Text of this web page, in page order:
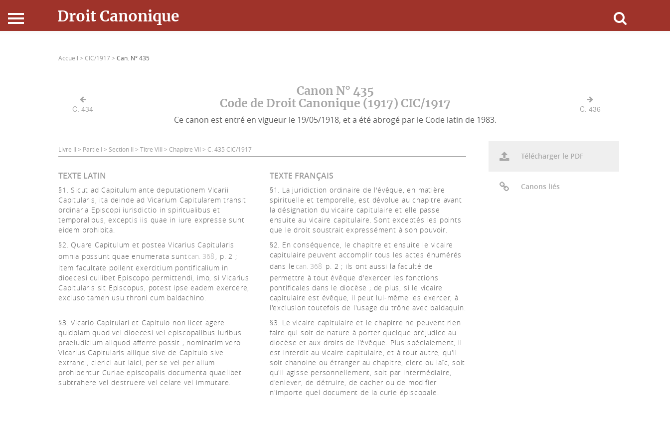
Droit Canonique
Connexion
Accueil > CIC/1917 > Can. N° 435
C. 434
Canon N° 435
Code de Droit Canonique (1917) CIC/1917
Ce canon est entré en vigueur le 19/05/1918, et a été abrogé par le Code latin de 1983.
C. 436
Livre II > Partie I > Section II > Titre VIII > Chapitre VII > C. 435 CIC/1917
TEXTE LATIN TEXTE FRANÇAIS
§1. Sicut ad Capitulum ante deputationem Vicarii
Capitularis, ita deinde ad Vicarium Capitularem transit
ordinaria Episcopi iurisdictio in spiritualibus et
temporalibus, exceptis iis quae in iure expresse sunt
eidem prohibita.
§1. La juridiction ordinaire de l'évêque, en matière
spirituelle et temporelle, est dévolue au chapitre avant
la désignation du vicaire capitulaire et elle passe
ensuite au vicaire capitulaire. Sont exceptés les points
que le droit soustrait expressément à son pouvoir.
§2. Quare Capitulum et postea Vicarius Capitularis
omnia possunt quae enumerata suntcan. 368 , p. 2 ;
item facultate pollent exercitium pontificalium in
dioecesi cuilibet Episcopo permittendi, imo, si Vicarius
Capitularis sit Episcopus, potest ipse eadem exercere,
excluso tamen usu throni cum baldachino.
§2. En conséquence, le chapitre et ensuite le vicaire
capitulaire peuvent accomplir tous les actes énumérés
dans le can. 368 p. 2 ; ils ont aussi la faculté de
permettre à tout évêque d'exercer les fonctions
pontificales dans le diocèse ; de plus, si le vicaire
capitulaire est évêque, il peut lui-même les exercer, à
l'exclusion toutefois de l'usage du trône avec baldaquin.
§3. Vicario Capitulari et Capitulo non licet agere
quidpiam quod vel dioecesi vel episcopalibus iuribus
praeiudicium aliquod afferre possit ; nominatim vero
Vicarius Capitularis aliique sive de Capitulo sive
extranei, clerici aut laici, per se vel per alium
prohibentur Curiae episcopalis documenta quaelibet
subtrahere vel destruere vel celare vel immutare.
§3. Le vicaire capitulaire et le chapitre ne peuvent rien
faire qui soit de nature à porter quelque préjudice au
diocèse et aux droits de l'évêque. Plus spécialement, il
est interdit au vicaire capitulaire, et à tout autre, qu'il
soit chanoine ou étranger au chapitre, clerc ou laïc, soit
qu'il agisse personnellement, soit par intermédiaire,
d'enlever, de détruire, de cacher ou de modifier
n'importe quel document de la curie épiscopale.
Télécharger le PDF
Canons liés